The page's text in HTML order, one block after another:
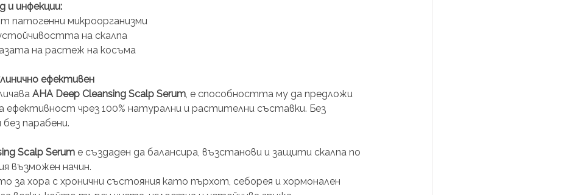
и инфекции:
патогенни микроорганизми
на скалпа
на растеж на косъма
ефективен
AHA Deep Cleansing Scalp Serum, е способността му да предложи
ефективност чрез 100% натурални и растителни съставки. Без
парабени.
Scalp Serum е създаден да балансира, възстанови и защити скалпа по
възможен начин.
за хора с хронични състояния като пърхот, себорея и хормонален